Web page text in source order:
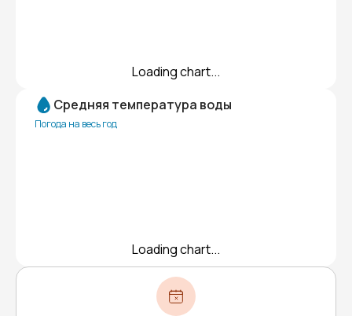
Loading chart...
Средняя температура воды
Погода на весь год
Loading chart...